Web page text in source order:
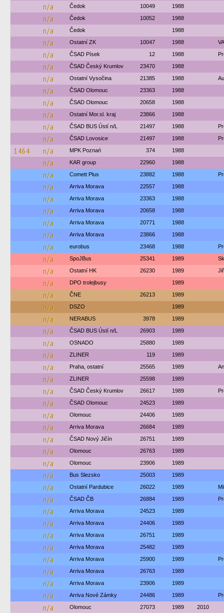
n/a Čedok 10049 1988
n/a Čedok 10052 1988
n/a Čedok 1988
n/a Ostatní ZK 10047 1988
n/a ČSAD Písek 12 1988
n/a ČSAD Český Krumlov 23470 1988
n/a Ostatní Vysočina 21385 1988
n/a ČSAD Olomouc 23363 1988
n/a ČSAD Olomouc 20658 1988
n/a Ostatní Mor.sl. kraj 23866 1988
n/a ČSAD BUS Ústí n/L 21497 1988
n/a ČSAD Lovosice 21497 1988
1464 n/a MPK Poznań 374 1988
n/a KAR group 22960 1988
n/a Comett Plus 23882 1988
n/a Arriva Morava 22557 1988
n/a Arriva Morava 23363 1988
n/a Arriva Morava 20658 1988
n/a Arriva Morava 20771 1988
n/a Arriva Morava 23866 1988
n/a eurobus 23468 1988
n/a SpoJBus 25341 1989
n/a Ostatní HK 26230 1989
n/a DPO trolejbusy 1989
n/a ČNE 26213 1989
n/a DSZO 1989
n/a NERABUS 3978 1989
n/a ČSAD BUS Ústí n/L 26903 1989
n/a OSNADO 25880 1989
n/a ZLINER 119 1989
n/a Praha, ostatní 25565 1989
n/a ZLINER 25598 1989
n/a ČSAD Český Krumlov 26617 1989
n/a ČSAD Olomouc 24523 1989
n/a Olomouc 24406 1989
n/a Arriva Morava 26684 1989
n/a ČSAD Nový Jičín 26751 1989
n/a Olomouc 26763 1989
n/a Olomouc 23906 1989
n/a Bus Slezsko 25003 1989
n/a Ostatní Pardubice 26022 1989
n/a ČSAD ČB 26884 1989
n/a Arriva Morava 24523 1989
n/a Arriva Morava 24406 1989
n/a Arriva Morava 26751 1989
n/a Arriva Morava 25482 1989
n/a Arriva Morava 25900 1989
n/a Arriva Morava 26763 1989
n/a Arriva Morava 23906 1989
n/a Arriva Nové Zámky 24486 1989
n/a Olomouc 27073 1989 2010